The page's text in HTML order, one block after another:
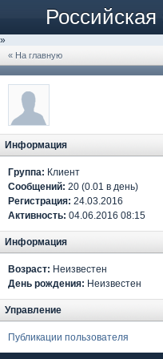
»
« На главную
Информация
Группа: Клиент
Сообщений: 20 (0.01 в день)
Регистрация: 24.03.2016
Активность: 04.06.2016 08:15
Информация
Возраст: Неизвестен
День рождения: Неизвестен
Управление
Публикации пользователя